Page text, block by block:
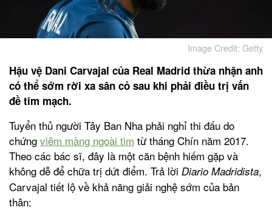
Image Credit: Getty
Hậu vệ Dani Carvajal của Real Madrid thừa nhận anh
có thể sớm rời xa sân cỏ sau khi phải điều trị vấn
đề tim mạch.
Tuyển thủ người Tây Ban Nha phải nghỉ thi đấu do
chứng viêm màng ngoài tim từ tháng Chín năm 2017.
Theo các bác sĩ, đây là một căn bệnh hiếm gặp và
không dễ để chữa trị dứt điểm. Trả lời Diario Madridista,
Carvajal tiết lộ về khả năng giải nghệ sớm của bản
thân: